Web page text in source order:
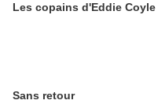
Les copains d'Eddie Coyle
Sans retour